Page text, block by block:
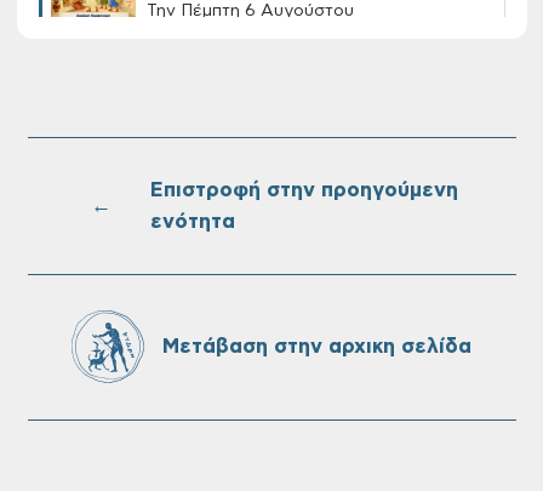
Την Πέμπτη 6 Αυγούστου
Πλαστήρα της Δ.Κ. Τσικαλαριών
Πίνακες Κατάταξης & Βαθμολογίας,
πίνακες της προκήρυξης ΣΟΧ 3/2026 του
←
Επιστροφή στην προηγούμενη
ενότητα
Μετάβαση στην αρχικη σελίδα